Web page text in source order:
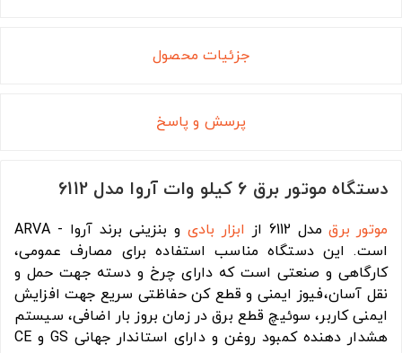
جزئیات محصول
پرسش و پاسخ
دستگاه موتور برق 6 کیلو وات آروا مدل 6112
موتور برقمدل 6112 از ابزار بادی
و بنزینی برند آروا - ARVA
است. این دستگاه مناسب استفاده برای مصارف عمومی،
کارگاهی و صنعتی است که دارای چرخ و دسته جهت حمل و
نقل آسان،فیوز ایمنی و قطع کن حفاظتی سریع جهت افزایش
ایمنی کاربر، سوئیچ قطع برق در زمان بروز بار اضافی، سیستم
هشدار دهنده کمبود روغن و دارای استاندار جهانی GS و CE